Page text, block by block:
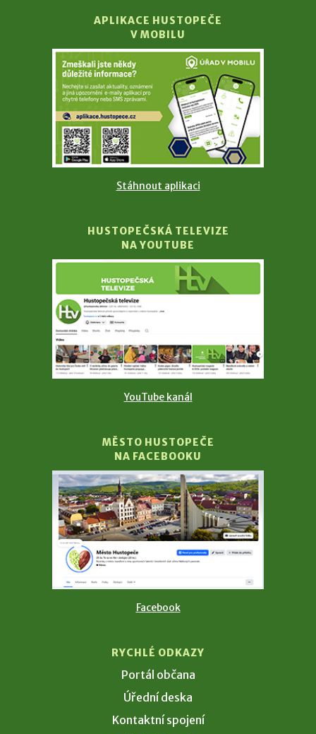
APLIKACE HUSTOPEČE
V MOBILU
Stáhnout aplikaci
HUSTOPEČSKÁ TELEVIZE
NA YOUTUBE
YouTube kanál
MĚSTO HUSTOPEČE
NA FACEBOOKU
Facebook
RYCHLÉ ODKAZY
Portál občana
Úřední deska
Kontaktní spojení